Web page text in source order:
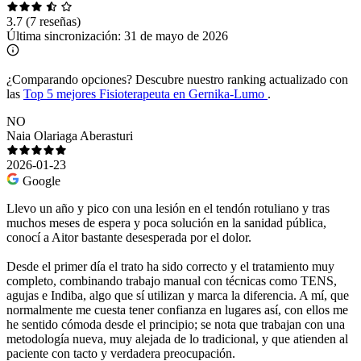
3.7 (7 reseñas)
Última sincronización: 31 de mayo de 2026
¿Comparando opciones? Descubre nuestro ranking actualizado con
las Top 5 mejores Fisioterapeuta en Gernika-Lumo .
NO
Naia Olariaga Aberasturi
2026-01-23
Google
Llevo un año y pico con una lesión en el tendón rotuliano y tras
muchos meses de espera y poca solución en la sanidad pública,
conocí a Aitor bastante desesperada por el dolor.
Desde el primer día el trato ha sido correcto y el tratamiento muy
completo, combinando trabajo manual con técnicas como TENS,
agujas e Indiba, algo que sí utilizan y marca la diferencia. A mí, que
normalmente me cuesta tener confianza en lugares así, con ellos me
he sentido cómoda desde el principio; se nota que trabajan con una
metodología nueva, muy alejada de lo tradicional, y que atienden al
paciente con tacto y verdadera preocupación.